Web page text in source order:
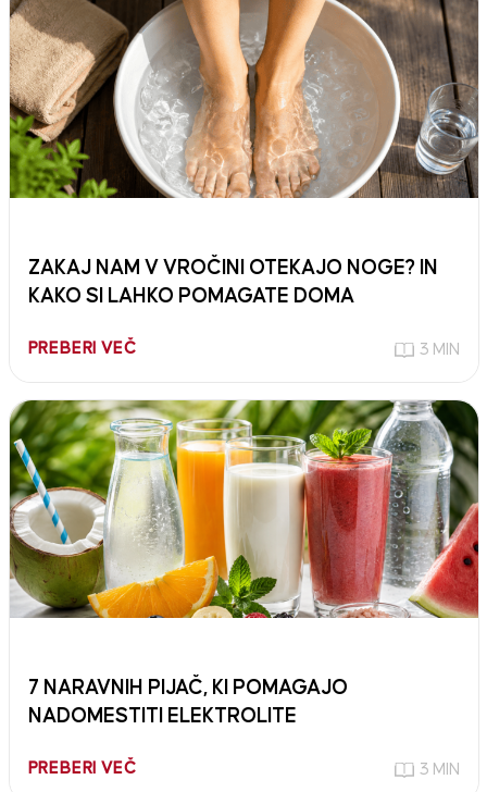
ZAKAJ NAM V VROČINI OTEKAJO NOGE? IN
KAKO SI LAHKO POMAGATE DOMA
PREBERI VEČ 3 MIN
7 NARAVNIH PIJAČ, KI POMAGAJO
NADOMESTITI ELEKTROLITE
PREBERI VEČ 3 MIN